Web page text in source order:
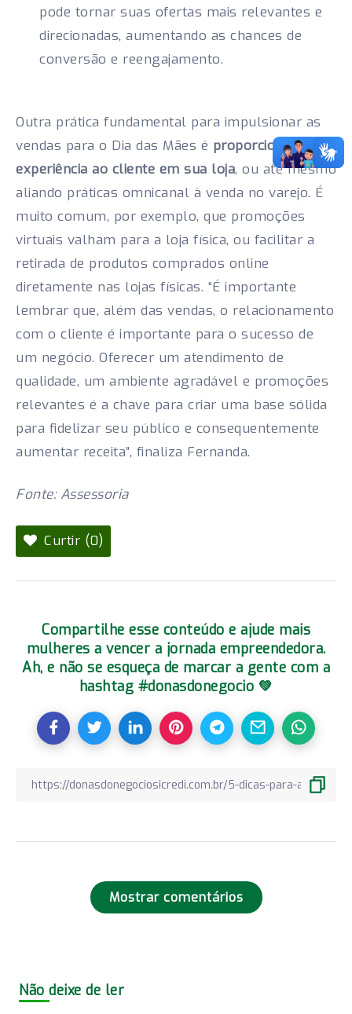
pode tornar suas ofertas mais relevantes e
direcionadas, aumentando as chances de
conversão e reengajamento.
Outra prática fundamental para impulsionar as
vendas para o Dia das Mães é proporcionar uma
experiência ao cliente em sua loja, ou até mesmo
aliando práticas omnicanal à venda no varejo. É
muito comum, por exemplo, que promoções
virtuais valham para a loja física, ou facilitar a
retirada de produtos comprados online
diretamente nas lojas físicas. “É importante
lembrar que, além das vendas, o relacionamento
com o cliente é importante para o sucesso de
um negócio. Oferecer um atendimento de
qualidade, um ambiente agradável e promoções
relevantes é a chave para criar uma base sólida
para fidelizar seu público e consequentemente
aumentar receita”, finaliza Fernanda.
Fonte: Assessoria
Curtir (0)
Compartilhe esse conteúdo e ajude mais
mulheres a vencer a jornada empreendedora.
Ah, e não se esqueça de marcar a gente com a
hashtag #donasdonegocio 💚
Mostrar comentários
Não deixe de ler